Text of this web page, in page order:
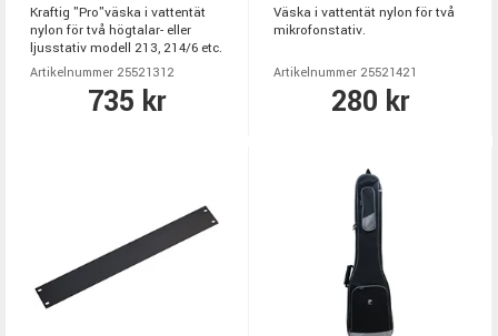
Kraftig "Pro"väska i vattentät
nylon för två högtalar- eller
ljusstativ modell 213, 214/6 etc.
Artikelnummer 25521312
735 kr
Väska i vattentät nylon för två
mikrofonstativ.
Artikelnummer 25521421
280 kr